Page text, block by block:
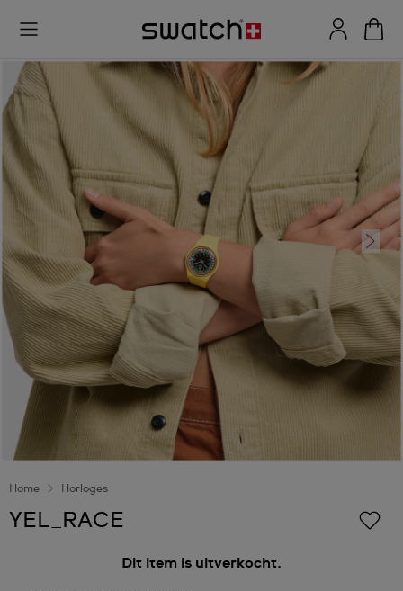
Home Horloges
YEL_RACE
Dit item is uitverkocht.